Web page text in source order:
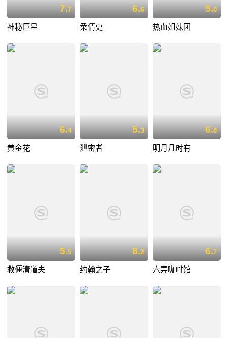
7.7
神秘巨星
6.6
柔情史
5.0
热血姐妹团
6.4
黄金花
5.3
泄密者
6.8
明月几时有
5.5
救僵清道夫
8.2
约翰之子
6.7
六弄咖啡馆